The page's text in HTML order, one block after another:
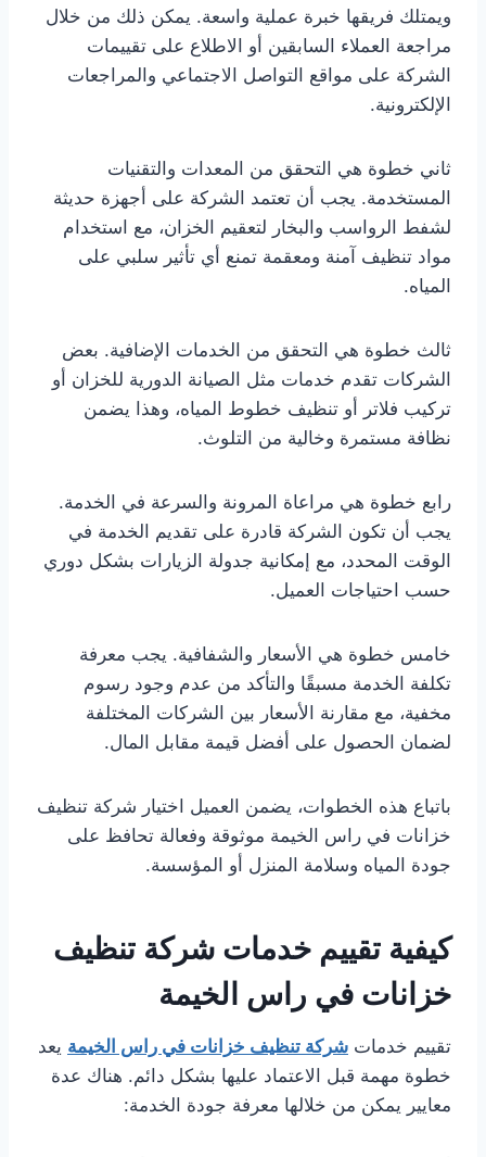
ويمتلك فريقها خبرة عملية واسعة. يمكن ذلك من خلال
مراجعة العملاء السابقين أو الاطلاع على تقييمات
الشركة على مواقع التواصل الاجتماعي والمراجعات
الإلكترونية.
ثاني خطوة هي التحقق من المعدات والتقنيات
المستخدمة. يجب أن تعتمد الشركة على أجهزة حديثة
لشفط الرواسب والبخار لتعقيم الخزان، مع استخدام
مواد تنظيف آمنة ومعقمة تمنع أي تأثير سلبي على
المياه.
ثالث خطوة هي التحقق من الخدمات الإضافية. بعض
الشركات تقدم خدمات مثل الصيانة الدورية للخزان أو
تركيب فلاتر أو تنظيف خطوط المياه، وهذا يضمن
نظافة مستمرة وخالية من التلوث.
رابع خطوة هي مراعاة المرونة والسرعة في الخدمة.
يجب أن تكون الشركة قادرة على تقديم الخدمة في
الوقت المحدد، مع إمكانية جدولة الزيارات بشكل دوري
حسب احتياجات العميل.
خامس خطوة هي الأسعار والشفافية. يجب معرفة
تكلفة الخدمة مسبقًا والتأكد من عدم وجود رسوم
مخفية، مع مقارنة الأسعار بين الشركات المختلفة
لضمان الحصول على أفضل قيمة مقابل المال.
باتباع هذه الخطوات، يضمن العميل اختيار شركة تنظيف
خزانات في راس الخيمة موثوقة وفعالة تحافظ على
جودة المياه وسلامة المنزل أو المؤسسة.
كيفية تقييم خدمات شركة تنظيف
خزانات في راس الخيمة
تقييم خدمات شركة تنظيف خزانات في راس الخيمة يعد
خطوة مهمة قبل الاعتماد عليها بشكل دائم. هناك عدة
معايير يمكن من خلالها معرفة جودة الخدمة: